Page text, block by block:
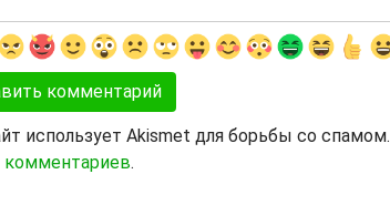
использует Akismet для борьбы со спамом.
.